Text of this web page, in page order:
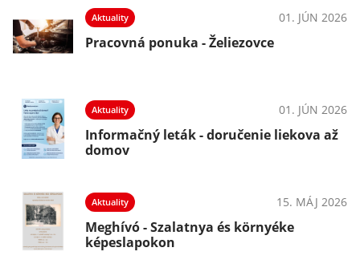
Aktuality 01. JÚN 2026
Pracovná ponuka - Želiezovce
Aktuality 01. JÚN 2026
Informačný leták - doručenie liekova až
domov
Aktuality 15. MÁJ 2026
Meghívó - Szalatnya és környéke
képeslapokon